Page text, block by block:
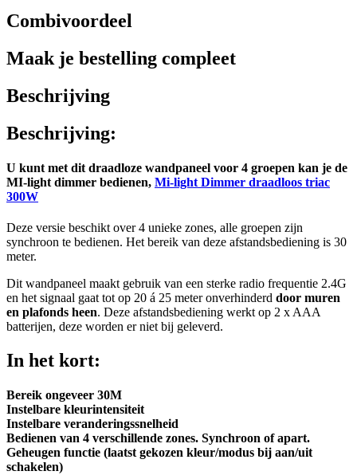
Combivoordeel
Maak je bestelling compleet
Beschrijving
Beschrijving:
U kunt met dit draadloze wandpaneel voor 4 groepen kan je de
MI-light dimmer bedienen, Mi-light Dimmer draadloos triac
300W
Deze versie beschikt over 4 unieke zones, alle groepen zijn
synchroon te bedienen. Het bereik van deze afstandsbediening is 30
meter.
Dit wandpaneel maakt gebruik van een sterke radio frequentie 2.4G
en het signaal gaat tot op 20 á 25 meter onverhinderd door muren
en plafonds heen. Deze afstandsbediening werkt op 2 x AAA
batterijen, deze worden er niet bij geleverd.
In het kort:
Bereik ongeveer 30M
Instelbare kleurintensiteit
Instelbare veranderingssnelheid
Bedienen van 4 verschillende zones. Synchroon of apart.
Geheugen functie (laatst gekozen kleur/modus bij aan/uit
schakelen)